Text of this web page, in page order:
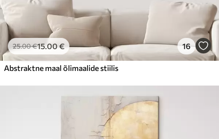
25.00€15.00€ 16
Abstraktne maal õlimaalide stiilis